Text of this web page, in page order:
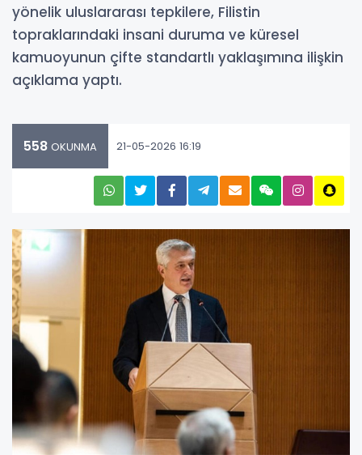
yönelik uluslararası tepkilere, Filistin
topraklarındaki insani duruma ve küresel
kamuoyunun çifte standartlı yaklaşımına ilişkin
açıklama yaptı.
558 OKUNMA 21-05-2026 16:19